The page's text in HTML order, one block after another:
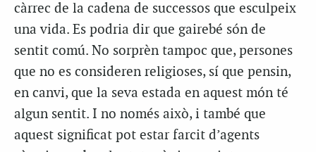
càrrec de la cadena de successos que esculpeix
una vida. Es podria dir que gairebé són de
sentit comú. No sorprèn tampoc que, persones
que no es consideren religioses, sí que pensin,
en canvi, que la seva estada en aquest món té
algun sentit. I no només això, i també que
aquest significat pot estar farcit d’agents